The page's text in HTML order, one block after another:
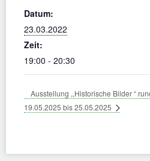
Datum:
23.03.2022
Zeit:
19:00 - 20:30
Ausstellung ,,Historische Bilder “
19.05.2025 bis 25.05.2025